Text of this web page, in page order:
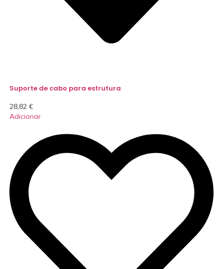
Suporte de cabo para estrutura
28,82 €
Adicionar